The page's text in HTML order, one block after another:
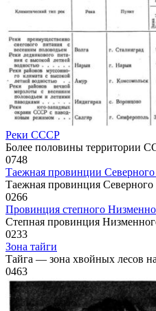
Реки СССР
Более половины территории
0748
Таежная провинции Северного
Таежная провинция Северного
0266
Провинция степного
Степная провинция
0233
Зона тайги
Тайга — зона хвойных лесов
0463